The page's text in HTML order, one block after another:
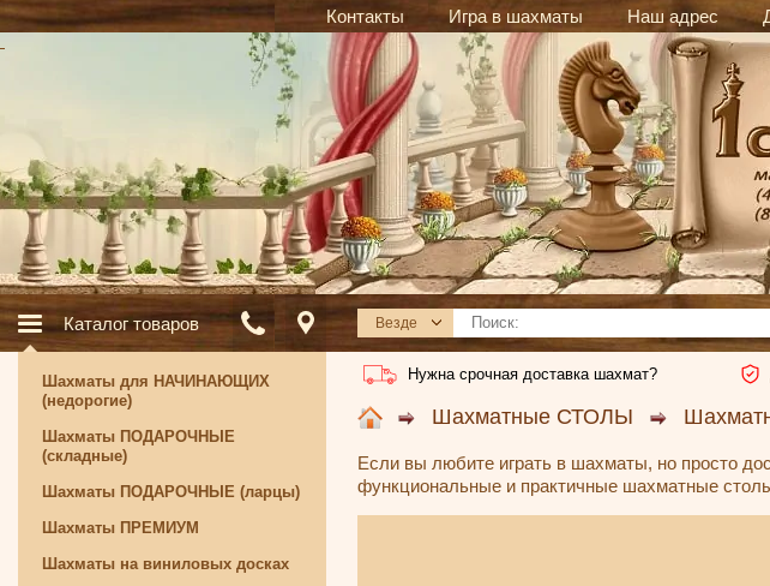
Контакты Игра в шахматы Наш адрес
Каталог товаров Везде
Нужна срочная доставка шахмат?
Шахматные СТОЛЫ
Если вы любите играть в шахматы, но просто
функциональные и практичные шахматные
Шахматы для НАЧИНАЮЩИХ
(недорогие)
Шахматы ПОДАРОЧНЫЕ
(складные)
Шахматы ПОДАРОЧНЫЕ (ларцы)
Шахматы ПРЕМИУМ
Шахматы на виниловых досках